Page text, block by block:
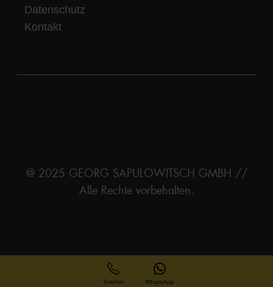
Datenschutz
Kontakt
@ 2025 GEORG SAPULOWITSCH GMBH //
Alle Rechte vorbehalten.
Telefon WhatsApp